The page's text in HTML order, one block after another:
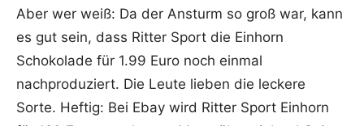
Aber wer weiß: Da der Ansturm so groß war, kann
es gut sein, dass Ritter Sport die Einhorn
Schokolade für 1.99 Euro noch einmal
nachproduziert. Die Leute lieben die leckere
Sorte. Heftig: Bei Ebay wird Ritter Sport Einhorn